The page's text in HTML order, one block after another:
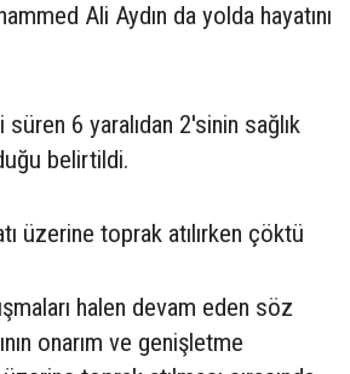
Ali Aydın da yolda hayatını
6 yaralıdan 2'sinin sağlık
belirtildi.
üzerine toprak atılırken çöktü
halen devam eden söz
onarım ve genişletme